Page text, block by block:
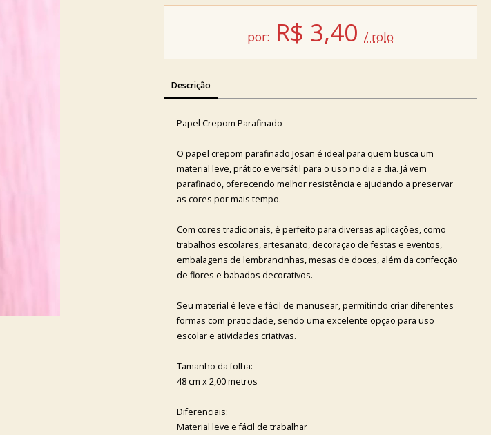
por: R$ 3,40 / rolo
Descrição
Papel Crepom Parafinado
O papel crepom parafinado Josan é ideal para quem busca um
material leve, prático e versátil para o uso no dia a dia. Já vem
parafinado, oferecendo melhor resistência e ajudando a preservar
as cores por mais tempo.
Com cores tradicionais, é perfeito para diversas aplicações, como
trabalhos escolares, artesanato, decoração de festas e eventos,
embalagens de lembrancinhas, mesas de doces, além da confecção
de flores e babados decorativos.
Seu material é leve e fácil de manusear, permitindo criar diferentes
formas com praticidade, sendo uma excelente opção para uso
escolar e atividades criativas.
Tamanho da folha:
48 cm x 2,00 metros
Diferenciais:
Material leve e fácil de trabalhar